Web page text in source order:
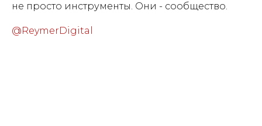
не просто инструменты. Они - сообщество.
@ReymerDigital